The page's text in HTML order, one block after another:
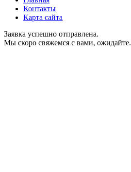
Контакты
Карта сайта
Заявка успешно отправлена.
Мы скоро свяжемся с вами, ожидайте.